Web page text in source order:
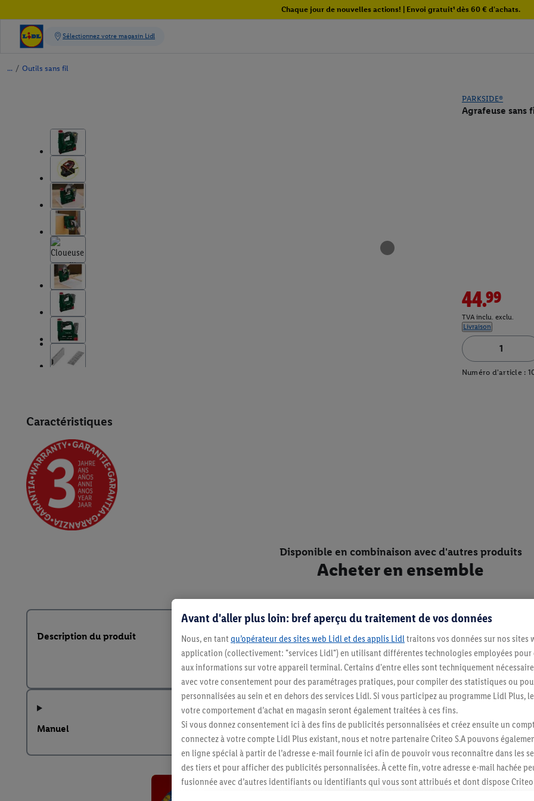
Chaque jour de nouvelles actions! | Envoi gratuit¹ dès 60 € d'achats.
/ Outils sans fil
PARKSIDE®
Agrafeuse sans
Caractéristiques
44.99
TVA inclu. exclu.
Livraison
Numéro d'article :
Disponible en combinaison avec d'autres produits
Acheter en ensemble
Description du produit
Manuel
Avant d'aller plus loin: bref aperçu du traitement de vos données
Nous, en tant qu’opérateur des sites web Lidl et des applis Lidl traitons vos données sur nos sites
application (collectivement: "services Lidl") en utilisant différentes technologies employées pour
aux informations sur votre appareil terminal. Certains d'entre elles sont techniquement
avec votre consentement pour des paramétrages pratiques, pour compiler des statistiques ou
personnalisées au sein et en dehors des services Lidl. Si vous participez au programme Lidl Plus,
votre comportement d’achat en magasin seront également traitées à ces fins.
Si vous donnez consentement ici à des fins de publicités personnalisées et créez ensuite un
connectez à votre compte Lidl Plus existant, nous et notre partenaire Criteo S.A pouvons
en ligne spécial à partir de l’adresse e-mail fournie ici afin de pouvoir vous reconnaître dans les
des tiers et pour afficher des publicités personnalisées. À cette fin, votre adresse e-mail hachée
fusionnée avec d’autres identifiants ou identifiants qui vous sont attribués et dont dispose Criteo